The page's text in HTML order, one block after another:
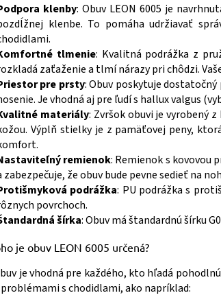
klenby: Obuv LEON 6005 je
klenbe. To pomáha udržiavať
tlmenie: Kvalitná podrážka z
zaťaženie a tlmí nárazy pri chôdzi.
pre prsty: Obuv poskytuje
Je vhodná aj pre ľudí s hallux valgus
materiály: Zvršok obuvi je vyrobený
Výplň stielky je z pamäťovej peny,
remienok: Remienok s kovovou
zabezpečuje, že obuv bude pevne sedieť na
podrážka: PU podrážka s
povrchoch.
šírka: Obuv má štandardnú šírku
je obuv LEON 6005 určená?
je vhodná pre každého, kto hľadá
s chodidlami, ako napríklad: